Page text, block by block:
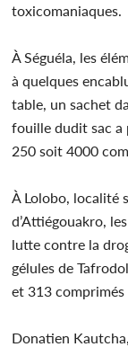
toxicomaniaques.
À Séguéla, les
à quelques
table, un sachet
fouille dudit sac a
250 soit 4000
À Lolobo, localité
d’Attiégouakro,
lutte contre la
gélules de
et 313 comprimés
Donatien